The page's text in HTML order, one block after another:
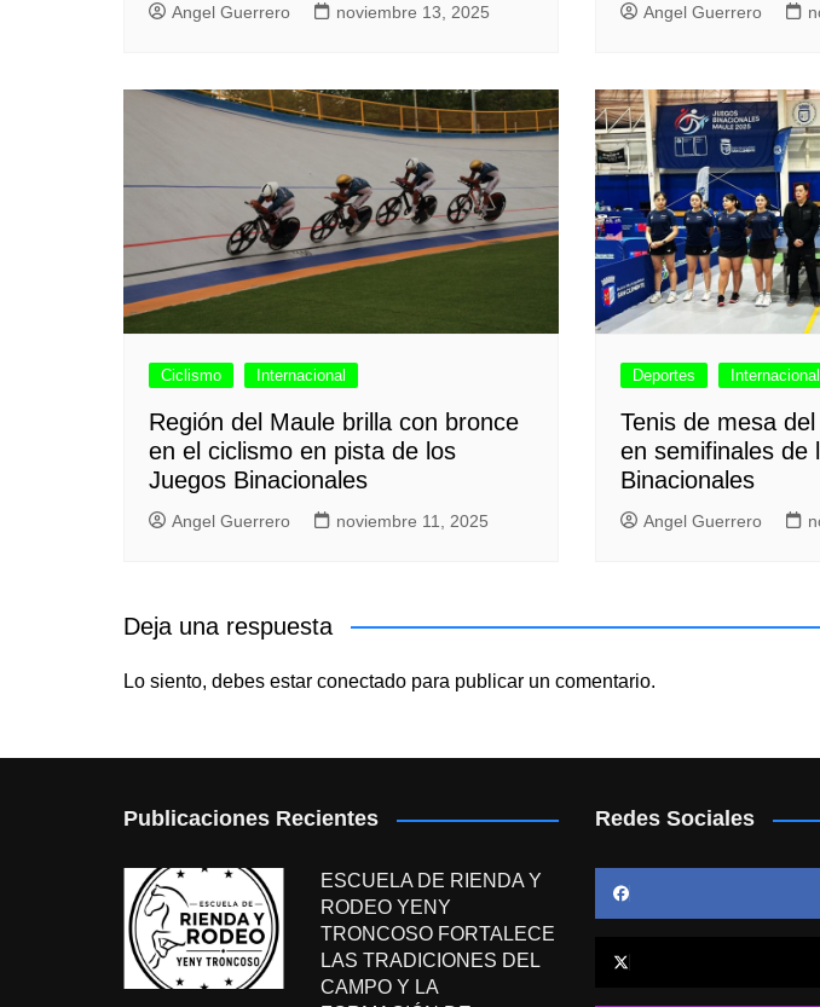
Angel Guerrero noviembre 13, 2025 Angel Guerrero
Ciclismo Internacional
Región del Maule brilla con bronce
en el ciclismo en pista de los
Juegos Binacionales
Angel Guerrero noviembre 11, 2025
Deportes Internacional
Tenis de mesa
en semifinales de
Binacionales
Angel Guerrero
Deja una respuesta
Lo siento, debes estar conectado para publicar un comentario.
Publicaciones Recientes
ESCUELA DE RIENDA Y
RODEO YENY
TRONCOSO FORTALECE
LAS TRADICIONES DEL
CAMPO Y LA
Redes Sociales